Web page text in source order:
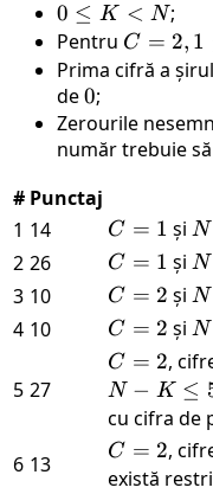
N \le
5
\cdot
10^4
0
\le
K
<
N
0 ≤ K < N;
Pentru C =
2, 1
- K
\le
10^3
C = 2, 1
Prima cifră a
de0
0;
Zerourile
număr trebuie să
# Punctaj
1 14
C
=
1
C = 1 șiN
\le
N
2 26
C
=
1
C = 1 șiN
3 10
C
=
2
C = 2 șiN
-
K
9
N
4 10
C
=
2
C = 2 șiN
-
K
18
N
5 27
C
=
2
C = 2,
N − K ≤
cu cifra de
6 13
C
=
C = 2,
există